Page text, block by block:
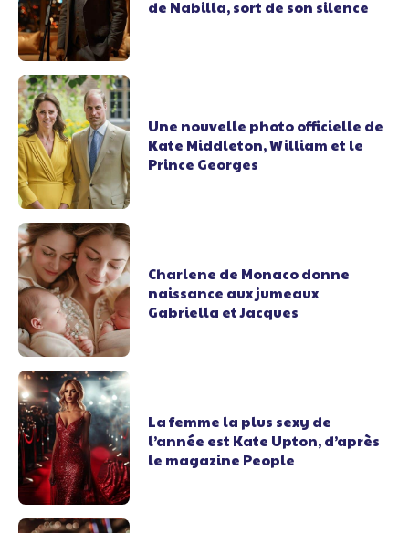
de Nabilla, sort de son silence
Une nouvelle photo officielle de
Kate Middleton, William et le
Prince Georges
Charlene de Monaco donne
naissance aux jumeaux
Gabriella et Jacques
La femme la plus sexy de
l’année est Kate Upton, d’après
le magazine People